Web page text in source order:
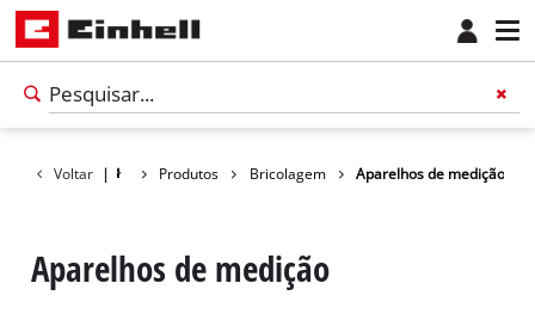
Voltar | Produtos Bricolagem Aparelhos de medição
Aparelhos de medição